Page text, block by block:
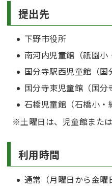
提出先
下野市役所
南河内児童館（祇園小
国分寺駅西児童館（国
国分寺東児童館（国分
石橋児童館（石橋小・
※土曜日は、児童館また
利用時間
通常（月曜日から金曜